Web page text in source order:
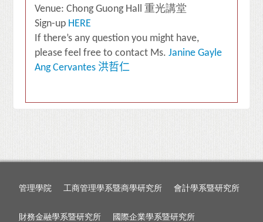
Venue: Chong Guong Hall重光講堂
Sign-up HERE
If there’s any question you might have,
please feel free to contact Ms.Janine Gayle
Ang Cervantes 洪哲仁
管理學院 工商管理學系暨商學研究所 會計學系暨研究所
財務金融學系暨研究所 國際企業學系暨研究所